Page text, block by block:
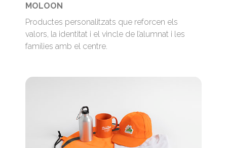
MOLOON
Productes personalitzats que reforcen els
valors, la identitat i el vincle de l’alumnat i les
famílies amb el centre.